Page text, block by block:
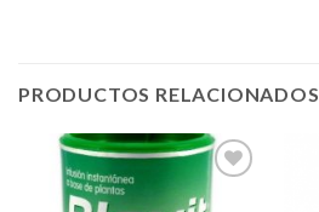
PRODUCTOS RELACIONADOS